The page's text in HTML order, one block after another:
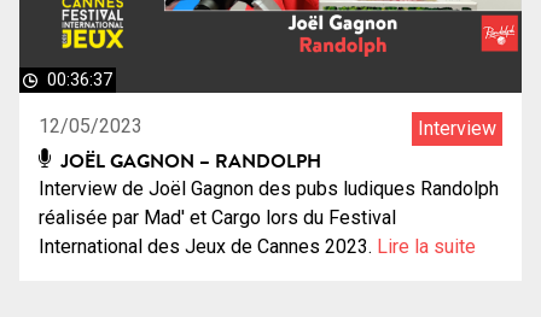
00:36:37
12/05/2023 Interview
JOËL GAGNON – RANDOLPH
Interview de Joël Gagnon des pubs ludiques Randolph
réalisée par Mad' et Cargo lors du Festival
International des Jeux de Cannes 2023. Lire la suite